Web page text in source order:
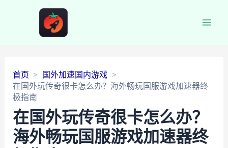
首页
国外加速国内游戏
在国外玩传奇很卡怎么办？海外畅玩国服游戏加速器终
极指南
在国外玩传奇很卡怎么办？
海外畅玩国服游戏加速器终